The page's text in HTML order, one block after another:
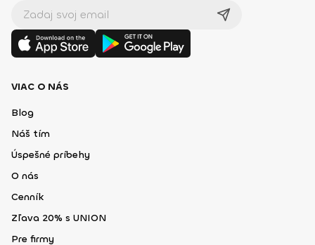
VIAC O NÁS
Blog
Náš tím
Úspešné príbehy
O nás
Cenník
Zľava 20% s UNION
Pre firmy